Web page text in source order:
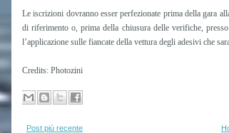
Le iscrizioni dovranno esser perfezionate prima della gara
di riferimento o, prima della chiusura delle verifiche,
l’applicazione sulle fiancate della vettura degli adesivi che
Credits: Photozini
Post più recente